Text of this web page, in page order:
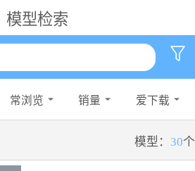
模型检索
常浏览 销量 爱下载
模型： 30个